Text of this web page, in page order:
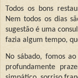
Todos os bons
Nem todos os dias
sugestão é uma
fazia algum tempo,
No sábado, fomos
profundamente